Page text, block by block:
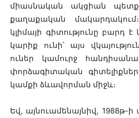
միասնական ակցիան
քաղաքական
կլիմայի գիտությունը բարդ
կարիք ունի՝ այս
ուներ կամուրջ
փորձագիտական
կամքի ձևավորման միջև։
Եվ, այնուամենայնիվ, 1988թ-ի